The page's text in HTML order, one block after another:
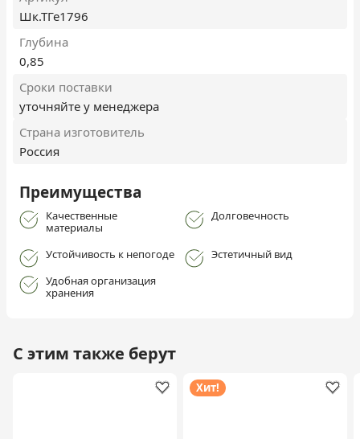
Шк.ТГе1796
Глубина
0,85
Сроки поставки
уточняйте у менеджера
Страна изготовитель
Россия
Преимущества
Качественные
материалы
Долговечность
Устойчивость к непогоде
Эстетичный вид
Удобная организация
хранения
С этим также берут
Хит!